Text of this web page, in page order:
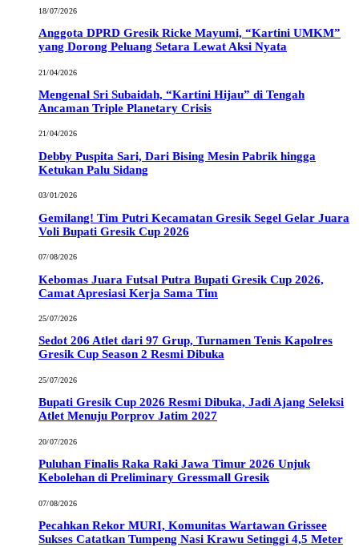
18/07/2026
Anggota DPRD Gresik Ricke Mayumi, “Kartini UMKM”
yang Dorong Peluang Setara Lewat Aksi Nyata
21/04/2026
Mengenal Sri Subaidah, “Kartini Hijau” di Tengah
Ancaman Triple Planetary Crisis
21/04/2026
Debby Puspita Sari, Dari Bising Mesin Pabrik hingga
Ketukan Palu Sidang
03/01/2026
Gemilang! Tim Putri Kecamatan Gresik Segel Gelar Juara
Voli Bupati Gresik Cup 2026
07/08/2026
Kebomas Juara Futsal Putra Bupati Gresik Cup 2026,
Camat Apresiasi Kerja Sama Tim
25/07/2026
Sedot 206 Atlet dari 97 Grup, Turnamen Tenis Kapolres
Gresik Cup Season 2 Resmi Dibuka
25/07/2026
Bupati Gresik Cup 2026 Resmi Dibuka, Jadi Ajang Seleksi
Atlet Menuju Porprov Jatim 2027
20/07/2026
Puluhan Finalis Raka Raki Jawa Timur 2026 Unjuk
Kebolehan di Preliminary Gressmall Gresik
07/08/2026
Pecahkan Rekor MURI, Komunitas Wartawan Grissee
Sukses Catatkan Tumpeng Nasi Krawu Setinggi 4,5 Meter